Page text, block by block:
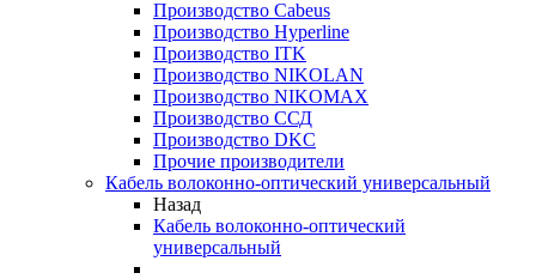
Производство Cabeus
Производство Hyperline
Производство ITK
Производство NIKOLAN
Производство NIKOMAX
Производство ССД
Производство DKC
Прочие производители
Кабель волоконно-оптический универсальный
Назад
Кабель волоконно-оптический
универсальный